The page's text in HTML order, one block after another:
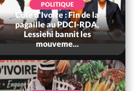
POLITIQUE
Côte d'Ivoire : Fin de la
pagaille au PDCI-RDA,
Lessiehi bannit les
mouveme...